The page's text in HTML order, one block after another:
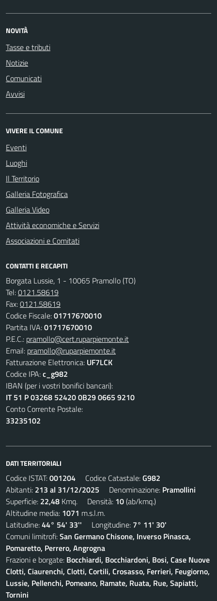
NOVITÀ
Tasse e tributi
Notizie
Comunicati
Avvisi
VIVERE IL COMUNE
Eventi
Luoghi
Il Territorio
Galleria Fotografica
Galleria Video
Attività economiche e Servizi
Associazioni e Comitati
CONTATTI E RECAPITI
Borgata Lussie, 1 - 10065 Pramollo (TO)
Tel:0121.58619
Fax:0121.58619
Codice Fiscale:01717670010
Partita IVA:01717670010
P.E.C.: pramollo@cert.ruparpiemonte.it
Email: pramollo@ruparpiemonte.it
Fatturazione Elettronica: UF7LCK
Codice IPA:c_g982
IBAN (per i vostri bonifici bancari):
IT 51 P 03268 52420 0B29 0665 9210
Conto Corrente Postale:
33235102
DATI TERRITORIALI
Codice ISTAT:001204 Codice Catastale:G982
Abitanti: 213 al 31/12/2025 Denominazione: Pramollini
Superficie: 22,48 Kmq. Densità: 10(ab/kmq.)
Altitudine media: 1071 m.s.l.m.
Latitudine:44° 54' 33'' Longitudine: 7° 11' 30'
Comuni limitrofi:San Germano Chisone, Inverso Pinasca,
Pomaretto, Perrero, Angrogna
Frazioni e borgate: Bocchiardi, Bocchiardoni, Bosi, Case Nuove
Clotti, Ciaurenchi, Clotti, Cortili, Crosasso, Ferrieri, Feugiorno,
Lussie, Pellenchi, Pomeano, Ramate, Ruata, Rue, Sapiatti,
Tornini